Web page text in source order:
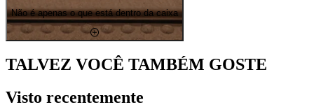
Não é apenas o que está dentro da caixa
TALVEZ VOCÊ TAMBÉM GOSTE
Visto recentemente